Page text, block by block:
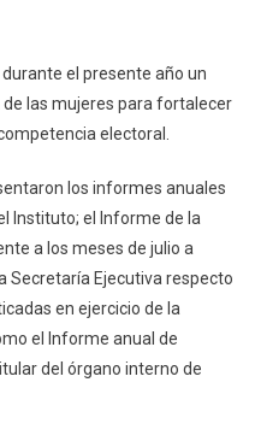
el presente año un
las mujeres para fortalecer
electoral.
los informes anuales
Instituto; el Informe de la
a los meses de julio a
Secretaría Ejecutiva respecto
en ejercicio de la
el Informe anual de
del órgano interno de